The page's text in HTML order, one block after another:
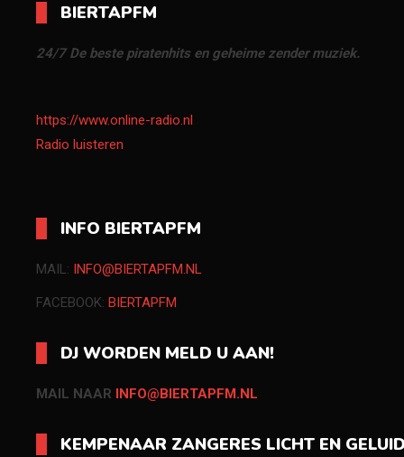
BIERTAPFM
24/7 De beste piratenhits en geheime zender muziek.
https://www.online-radio.nl
Radio luisteren
INFO BIERTAPFM
MAIL: INFO@BIERTAPFM.NL
FACEBOOK: BIERTAPFM
DJ WORDEN MELD U AAN!
MAIL NAAR INFO@BIERTAPFM.NL
KEMPENAAR ZANGERES LICHT EN